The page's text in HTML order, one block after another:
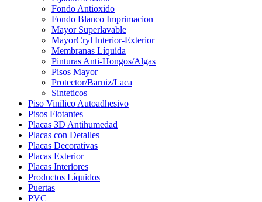
Fondo Antioxido
Fondo Blanco Imprimacion
Mayor Superlavable
MayorCryl Interior-Exterior
Membranas Líquida
Pinturas Anti-Hongos/Algas
Pisos Mayor
Protector/Barniz/Laca
Sinteticos
Piso Vinílico Autoadhesivo
Pisos Flotantes
Placas 3D Antihumedad
Placas con Detalles
Placas Decorativas
Placas Exterior
Placas Interiores
Productos Líquidos
Puertas
PVC